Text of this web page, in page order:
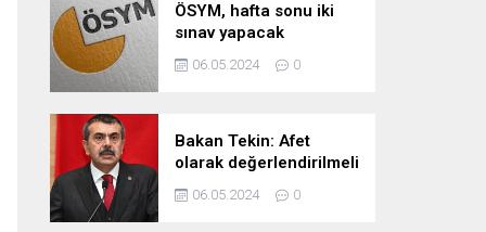
ÖSYM, hafta sonu iki
sınav yapacak
06.05.2024 0
Bakan Tekin: Afet
olarak değerlendirilmeli
06.05.2024 0